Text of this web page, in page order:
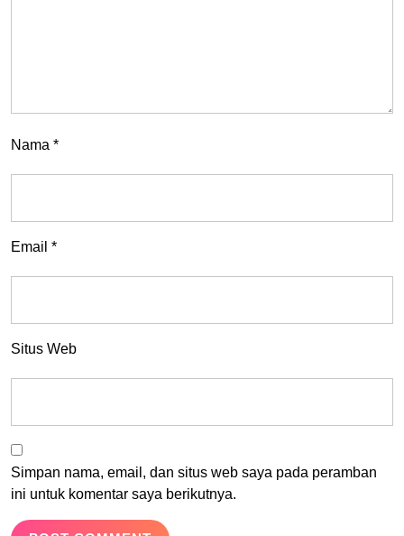
Nama *
Email *
Situs Web
Simpan nama, email, dan situs web saya pada peramban
ini untuk komentar saya berikutnya.